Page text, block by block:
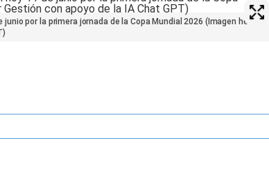
por la primera jornada de la Copa Mundial 2026 (Imagen hecha